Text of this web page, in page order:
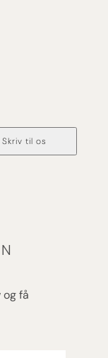
Skriv til os
få